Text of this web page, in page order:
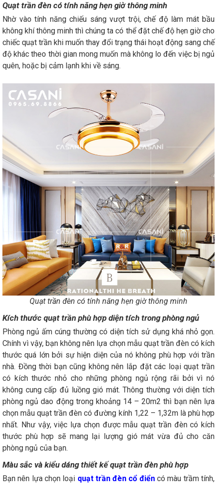
Quạt trần đèn có tính năng hẹn giờ thông minh
Nhờ vào tính năng chiếu sáng vượt trội, chế độ làm mát bầu
không khí thông minh thì chúng ta có thể đặt chế độ hẹn giờ cho
chiếc quạt trần khi muốn thay đổi trạng thái hoạt động sang chế
độ khác theo thời gian mong muốn mà không lo đến việc bị ngủ
quên, hoặc bị cảm lạnh khi về sáng.
Quạt trần đèn có tính năng hẹn giờ thông minh
Kích thước quạt trần phù hợp diện tích trong phòng ngủ
Phòng ngủ ấm cúng thường có diện tích sử dụng khá nhỏ gọn.
Chính vì vậy, bạn không nên lựa chọn mẫu quạt trần đèn có kích
thước quá lớn bởi sự hiện diện của nó không phù hợp với trần
nhà. Đồng thời bạn cũng không nên lắp đặt các loại quạt trần
có kích thước nhỏ cho những phòng ngủ rộng rãi bởi vì nó
không cung cấp đủ luồng gió mát. Thông thường với diện tích
phòng ngủ dao động trong khoảng 14 – 20m2 thì bạn nên lựa
chọn mẫu quạt trần đèn có đường kính 1,22 – 1,32m là phù hợp
nhất. Như vậy, việc lựa chọn được mẫu quạt trần đèn có kích
thước phù hợp sẽ mang lại lượng gió mát vừa đủ cho căn
phòng ngủ của bạn.
Màu sắc và kiểu dáng thiết kế quạt trần đèn phù hợp
Bạn nên lựa chọn loại quạt trần đèn cổ điểncó màu trầm tính,